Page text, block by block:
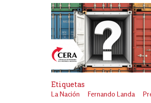
para
las
exportaciones
argentinas
Etiquetas
La Nación Fernando Landa